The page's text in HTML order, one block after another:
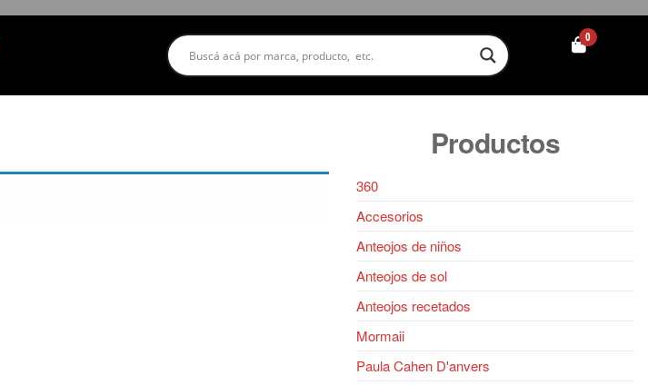
0
Productos
360
Accesorios
Anteojos de niños
Anteojos de sol
Anteojos recetados
Mormaii
Paula Cahen D'anvers